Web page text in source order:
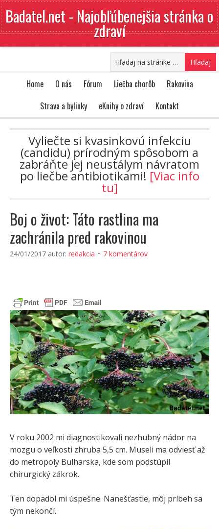
Badatel.net - Najobľúbenejšia stránka o
zdraví
Home O nás Fórum Liečba chorôb
Rakovina
Strava a bylinky
eKnihy o zdraví Kontakt
Vyliečte si kvasinkovú infekciu
(candidu) prírodným spôsobom a
zabráňte jej neustálym návratom
po liečbe antibiotikami! [Viac info
tu]
Boj o život: Táto rastlina ma
zachránila pred rakovinou
24/01/2017 autor: redakcia 7 komentárov
V roku 2002 mi diagnostikovali nezhubný nádor na
mozgu o veľkosti zhruba 5,5 cm. Museli ma odviesť až
do metropoly Bulharska, kde som podstúpil
chirurgický zákrok.
Ten dopadol mi úspešne. Nanešťastie, môj príbeh sa
tým nekončí.